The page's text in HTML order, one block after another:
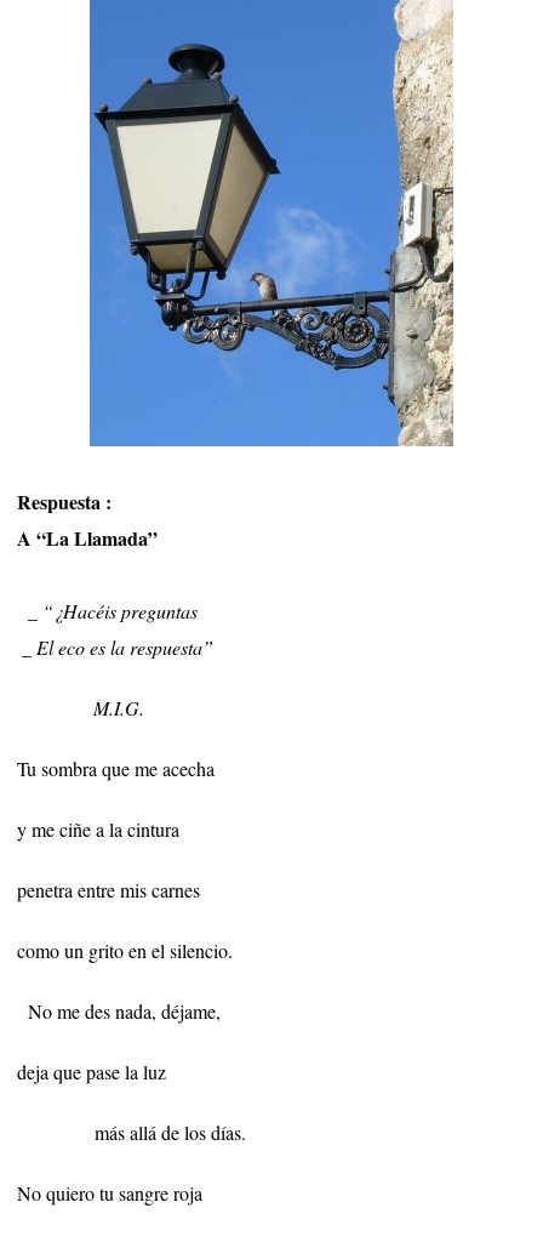
Respuesta :
A “La Llamada”
_ “¿Hacéis preguntas
_ El eco es la respuesta”
M.I.G.
Tu sombra que me acecha
y me ciñe a la cintura
penetra entre mis carnes
como un grito en el silencio.
No me des nada, déjame,
deja que pase la luz
más allá de los días.
No quiero tu sangre roja